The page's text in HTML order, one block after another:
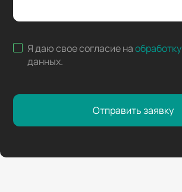
Я даю свое согласие наобработку
данных.
Отправить заявку